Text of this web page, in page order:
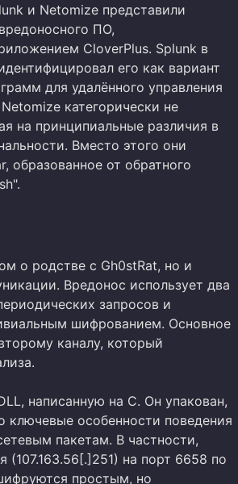
и Netomize представили
ПО,
CloverPlus. Splunk в
его как вариант
для удалённого управления
категорически не
на принципиальные различия в
Вместо этого они
образованное от обратного
о родстве с Gh0stRat, но и
Вредонос использует два
запросов и
шифрованием. Основное
каналу, который
написанную на C. Он упакован,
ключевые особенности поведения
пакетам. В частности,
(107.163.56[.]251) на порт 6658 по
простым, но